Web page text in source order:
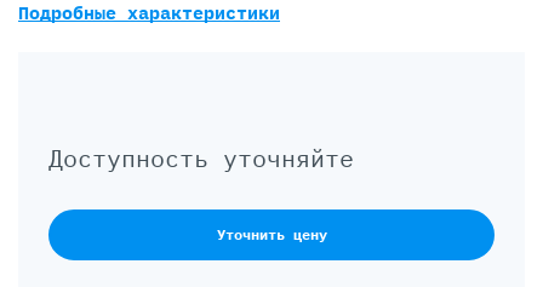
Доступность уточняйте
Уточнить цену
Подробные характеристики